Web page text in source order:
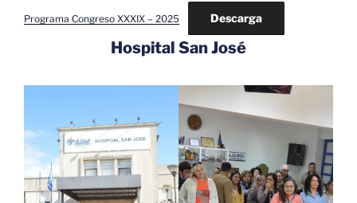
Programa Congreso XXXIX – 2025 Descarga
Hospital San José